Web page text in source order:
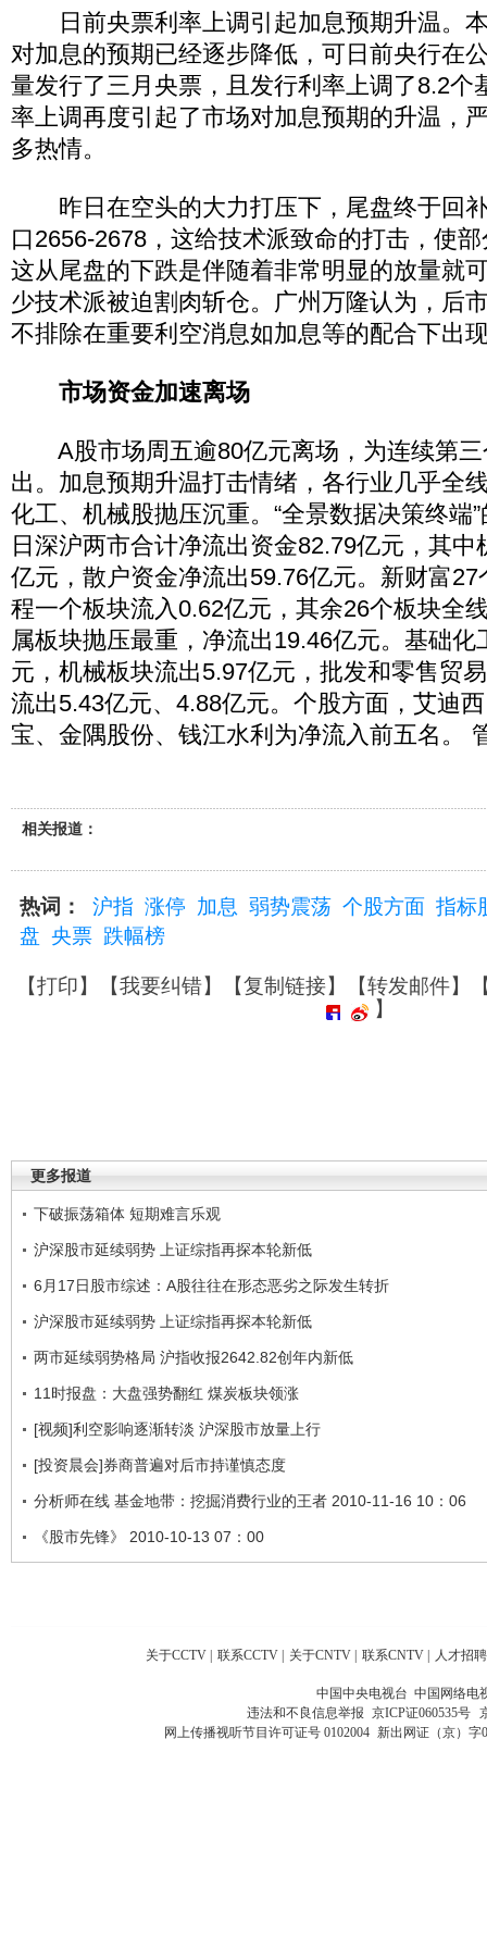
日前央票利率上调引起加息预期升温。
对加息的预期已经逐步降低，可日前央行在
量发行了三月央票，且发行利率上调了8.2个
率上调再度引起了市场对加息预期的升温，
多热情。
昨日在空头的大力打压下，尾盘终于回
口2656-2678，这给技术派致命的打击，使
这从尾盘的下跌是伴随着非常明显的放量就
少技术派被迫割肉斩仓。广州万隆认为，后
不排除在重要利空消息如加息等的配合下出
市场资金加速离场
A股市场周五逾80亿元离场，为连续第三
出。加息预期升温打击情绪，各行业几乎全
化工、机械股抛压沉重。“全景数据决策终端
日深沪两市合计净流出资金82.79亿元，其中
亿元，散户资金净流出59.76亿元。新财富
程一个板块流入0.62亿元，其余26个板块全
属板块抛压最重，净流出19.46亿元。基础化
元，机械板块流出5.97亿元，批发和零售贸
流出5.43亿元、4.88亿元。个股方面，艾迪
宝、金隅股份、钱江水利为净流入前五名。
相关报道：
热词： 沪指 涨停 加息 弱势震荡 个股方面 指标
盘 央票 跌幅榜
【打印】【我要纠错】【复制链接】【转发邮件】
】
更多报道
下破振荡箱体 短期难言乐观
沪深股市延续弱势 上证综指再探本轮新低
6月17日股市综述：A股往往在形态恶劣之际发生转折
沪深股市延续弱势 上证综指再探本轮新低
两市延续弱势格局 沪指收报2642.82创年内新低
11时报盘：大盘强势翻红 煤炭板块领涨
[视频]利空影响逐渐转淡 沪深股市放量上行
[投资晨会]券商普遍对后市持谨慎态度
分析师在线 基金地带：挖掘消费行业的王者 2010-11-16 10：06
《股市先锋》 2010-10-13 07：00
关于CCTV 联系CCTV 关于CNTV 联系CNTV 人才招聘
中国中央电视台 中国网络电
违法和不良信息举报 京ICP证060535号
网上传播视听节目许可证号 0102004 新出网证（京）